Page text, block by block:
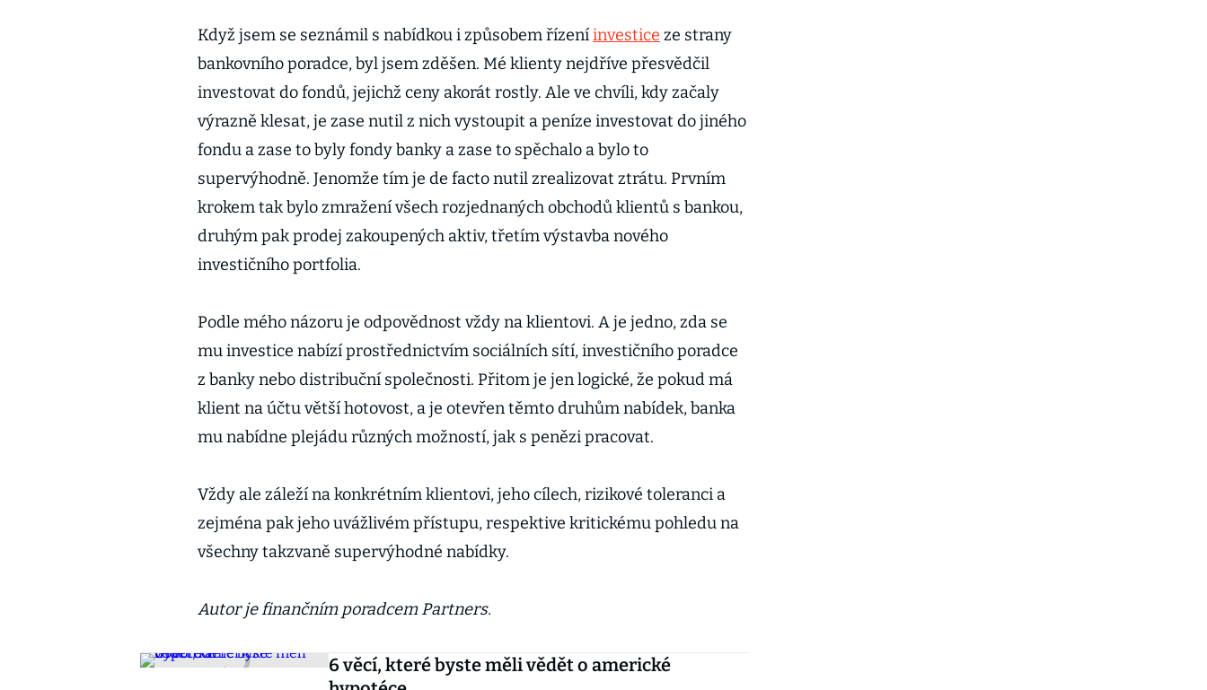
Když jsem se seznámil s nabídkou i způsobem řízeníinvestice ze strany
bankovního poradce, byl jsem zděšen. Mé klienty nejdříve přesvědčil
investovat do fondů, jejichž ceny akorát rostly. Ale ve chvíli, kdy začaly
výrazně klesat, je zase nutil z nich vystoupit a peníze investovat do jiného
fondu a zase to byly fondy banky a zase to spěchalo a bylo to
supervýhodně. Jenomže tím je de facto nutil zrealizovat ztrátu. Prvním
krokem tak bylo zmražení všech rozjednaných obchodů klientů s bankou,
druhým pak prodej zakoupených aktiv, třetím výstavba nového
investičního portfolia.
Podle mého názoru je odpovědnost vždy na klientovi. A je jedno, zda se
mu investice nabízí prostřednictvím sociálních sítí, investičního poradce
z banky nebo distribuční společnosti. Přitom je jen logické, že pokud má
klient na účtu větší hotovost, a je otevřen těmto druhům nabídek, banka
mu nabídne plejádu různých možností, jak s penězi pracovat.
Vždy ale záleží na konkrétním klientovi, jeho cílech, rizikové toleranci a
zejména pak jeho uvážlivém přístupu, respektive kritickému pohledu na
všechny takzvaně supervýhodné nabídky.
Autor je finančním poradcem Partners.
6 věcí, které byste měli vědět o americké